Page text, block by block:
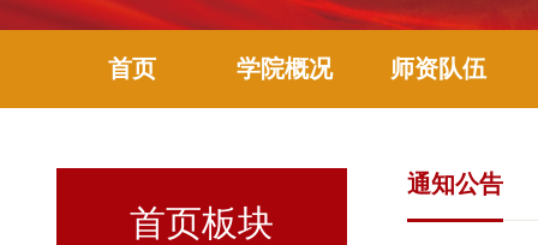
首页 学院概况 师资队伍
首页板块
通知公告